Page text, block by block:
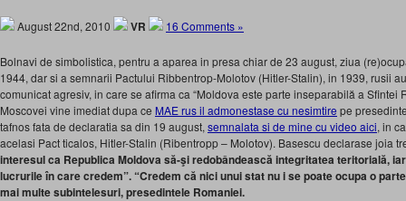
August 22nd, 2010 VR 16 Comments »
Bolnavi de simbolistica, pentru a aparea in presa chiar de 23 august, ziua
1944, dar si a semnarii Pactului Ribbentrop-Molotov (Hitler-Stalin), in 1939, rusii
comunicat agresiv, in care se afirma ca “Moldova este parte inseparabilă a Sfintei
Moscovei vine imediat dupa ce MAE rus il admonestase cu nesimtire pe
tafnos fata de declaratia sa din 19 august, semnalata si de mine cu video aici, in
acelasi Pact ticalos, Hitler-Stalin (Ribentropp – Molotov). Basescu declarase joia
interesul ca Republica Moldova să-şi redobândească integritatea teritorială,
lucrurile în care credem”. “Credem că nici unui stat nu i se poate ocupa o
mai multe subintelesuri, presedintele Romaniei.